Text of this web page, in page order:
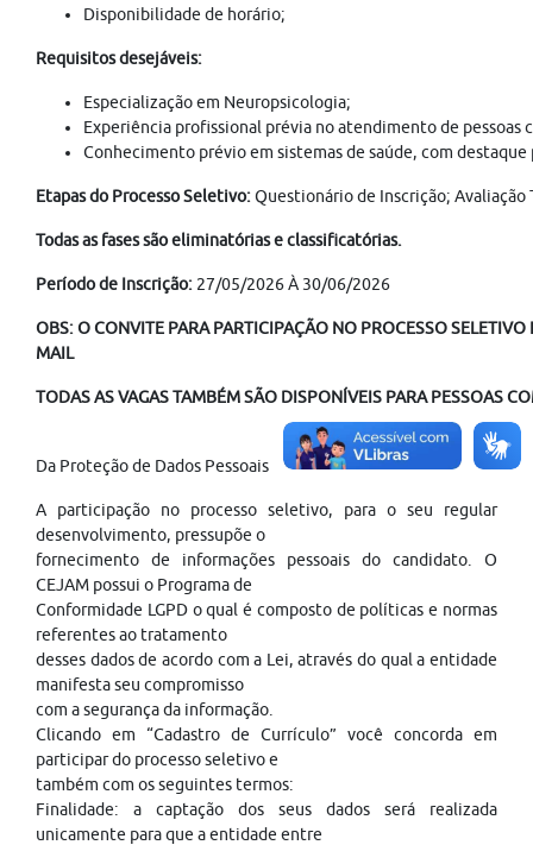
Disponibilidade de horário;
Requisitos desejáveis:
Especialização em Neuropsicologia;
Experiência profissional prévia no atendimento de pessoas
Conhecimento prévio em sistemas de saúde, com
Etapas do Processo Seletivo:Questionário de Inscrição;
Todas as fases são eliminatórias e classificatórias.
Período de Inscrição: 27/05/2026 À 30/06/2026
OBS: O CONVITE PARA PARTICIPAÇÃO NO PROCESSO SELETIVO
MAIL
TODAS AS VAGAS TAMBÉM SÃO DISPONÍVEIS PARA PESSOAS
Da Proteção de Dados Pessoais
A participação no processo seletivo, para o seu regular
desenvolvimento, pressupõe o
fornecimento de informações pessoais do candidato. O
CEJAM possui o Programa de
Conformidade LGPD o qual é composto de políticas e normas
referentes ao tratamento
desses dados de acordo com a Lei, através do qual a entidade
manifesta seu compromisso
com a segurança da informação.
Clicando em “Cadastro de Currículo” você concorda em
participar do processo seletivo e
também com os seguintes termos:
Finalidade: a captação dos seus dados será realizada
unicamente para que a entidade entre